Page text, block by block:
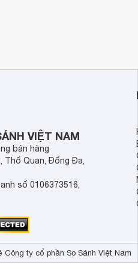
VIỆT NAM
bán hàng
Thổ Quan, Đống Đa,
số 0106373516,
ty cổ phần So Sánh Việt Nam